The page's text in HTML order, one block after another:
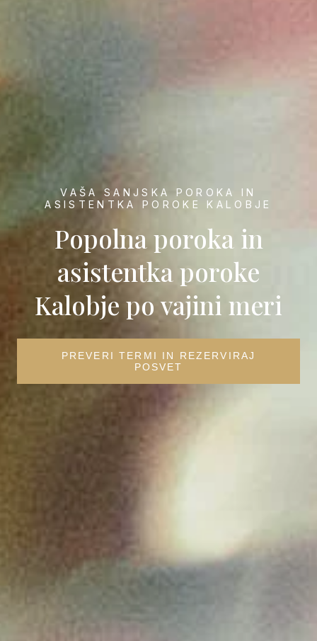
VAŠA SANJSKA POROKA IN
ASISTENTKA POROKE KALOBJE
Popolna poroka in
asistentka poroke
Kalobje po vajini meri
PREVERI TERMI IN REZERVIRAJ
POSVET